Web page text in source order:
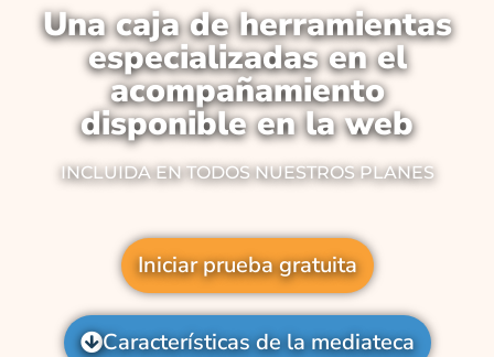
Una caja de herramientas
especializadas en el
acompañamiento
disponible en la web
INCLUIDA EN TODOS NUESTROS PLANES
Iniciar prueba gratuita
Características de la mediateca